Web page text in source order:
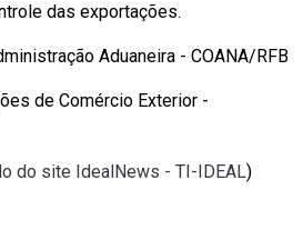
das exportações.
Aduaneira - COANA/RFB
de Comércio Exterior -
do site IdealNews - TI-IDEAL)